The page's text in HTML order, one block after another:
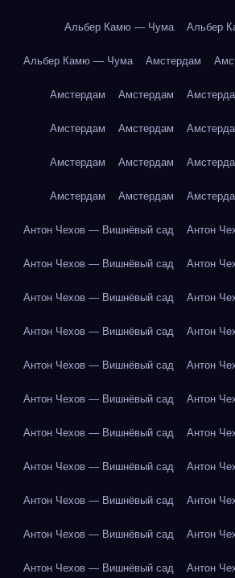
Альбер Камю — Чума Альбер
Альбер Камю — Чума Амстердам
Амстердам Амстердам
Амстердам Амстердам
Амстердам Амстердам
Амстердам Амстердам
Антон Чехов — Вишнёвый сад Антон
Антон Чехов — Вишнёвый сад Антон
Антон Чехов — Вишнёвый сад Антон
Антон Чехов — Вишнёвый сад Антон
Антон Чехов — Вишнёвый сад Антон
Антон Чехов — Вишнёвый сад Антон
Антон Чехов — Вишнёвый сад Антон
Антон Чехов — Вишнёвый сад Антон
Антон Чехов — Вишнёвый сад Антон
Антон Чехов — Вишнёвый сад Антон
Антон Чехов — Вишнёвый сад Антон